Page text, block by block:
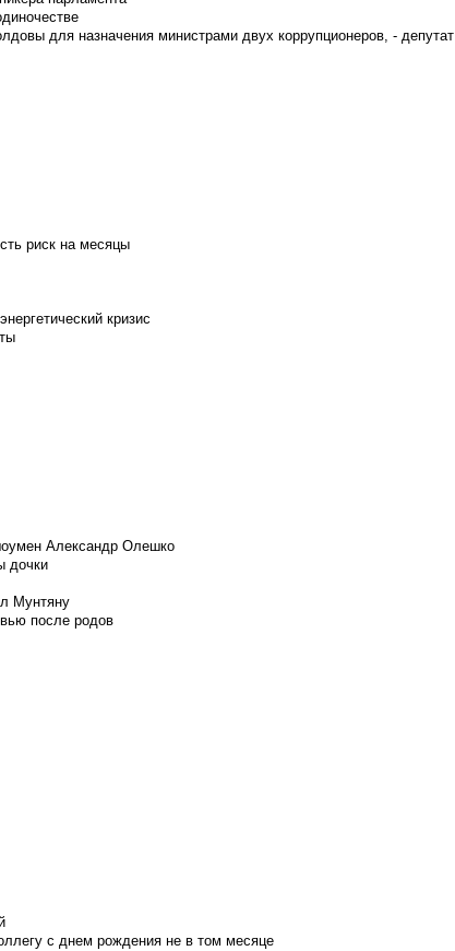
для назначения министрами двух коррупционеров, - депутат
риск на месяцы
кризис
Александр Олешко
дочки
Мунтяну
после родов
с днем рождения не в том месяце